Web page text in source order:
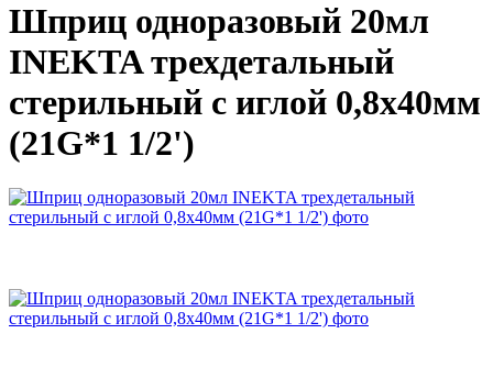
Шприц одноразовый 20мл
INEKTA трехдетальный
стерильный с иглой 0,8х40мм
(21G*1 1/2')